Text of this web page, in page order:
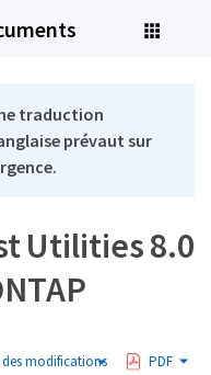
traduction
prévaut sur
Utilities 8.0
des modifications PDF